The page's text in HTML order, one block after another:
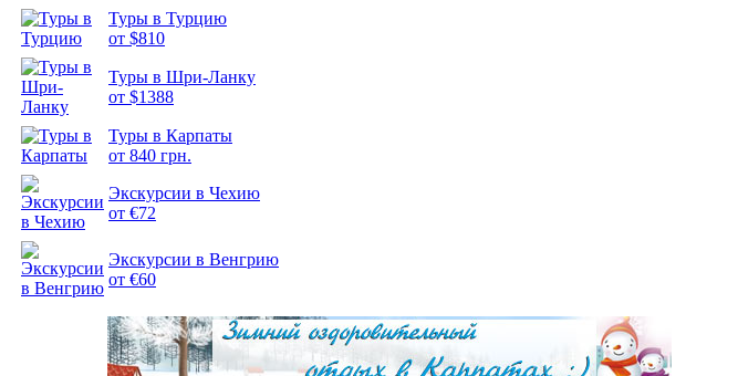
Туры в Турцию
от $810
Туры в Шри-Ланку
от $1388
Туры в Карпаты
от 840 грн.
Экскурсии в Чехию
от €72
Экскурсии в Венгрию
от €60